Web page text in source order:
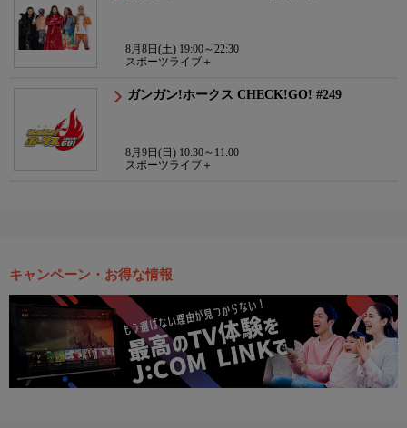
8月8日(土) 19:00～22:30
スポーツライブ＋
ガンガン!ホークス CHECK!GO! #249
8月9日(日) 10:30～11:00
スポーツライブ＋
キャンペーン・お得な情報